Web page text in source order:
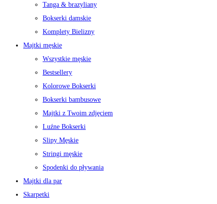
Tanga & brazyliany
Bokserki damskie
Komplety Bielizny
Majtki męskie
Wszystkie męskie
Bestsellery
Kolorowe Bokserki
Bokserki bambusowe
Majtki z Twoim zdjęciem
Luźne Bokserki
Slipy Męskie
Stringi męskie
Spodenki do pływania
Majtki dla par
Skarpetki